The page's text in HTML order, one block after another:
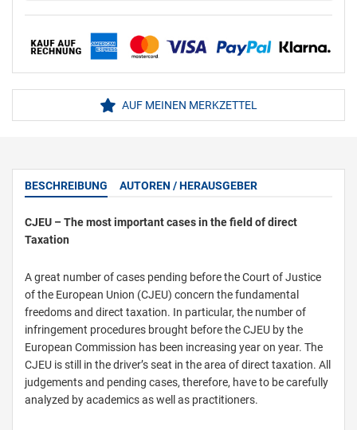
AUF MEINEN MERKZETTEL
BESCHREIBUNG AUTOREN / HERAUSGEBER
CJEU – The most important cases in the field of direct
Taxation
A great number of cases pending before the Court of Justice
of the European Union (CJEU) concern the fundamental
freedoms and direct taxation. In particular, the number of
infringement procedures brought before the CJEU by the
European Commission has been increasing year on year. The
CJEU is still in the driver’s seat in the area of direct taxation. All
judgements and pending cases, therefore, have to be carefully
analyzed by academics as well as practitioners.